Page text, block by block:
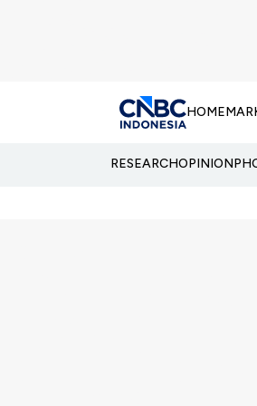
HOME
RESEARCHOPINION